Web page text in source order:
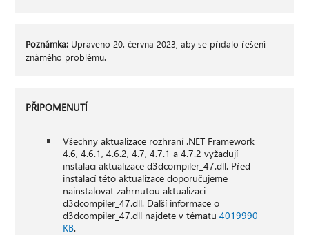
Poznámka: Upraveno 20. června 2023, aby se přidalo řešení
známého problému.
PŘIPOMENUTÍ
Všechny aktualizace rozhraní .NET Framework
4.6, 4.6.1, 4.6.2, 4.7, 4.7.1 a 4.7.2 vyžadují
instalaci aktualizace d3dcompiler_47.dll. Před
instalací této aktualizace doporučujeme
nainstalovat zahrnutou aktualizaci
d3dcompiler_47.dll. Další informace o
d3dcompiler_47.dll najdete v tématu 4019990
KB.